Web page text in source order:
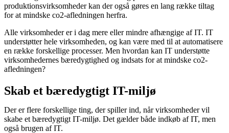
produktionsvirksomheder kan der også gøres en lang række tiltag
for at mindske co2-afledningen herfra.
Alle virksomheder er i dag mere eller mindre afhængige af IT. IT
understøtter hele virksomheden, og kan være med til at automatisere
en række forskellige processer. Men hvordan kan IT understøtte
virksomhedernes bæredygtighed og indsats for at mindske co2-
afledningen?
Skab et bæredygtigt IT-miljø
Der er flere forskellige ting, der spiller ind, når virksomheder vil
skabe et bæredygtigt IT-miljø. Det gælder både indkøb af IT, men
også brugen af IT.